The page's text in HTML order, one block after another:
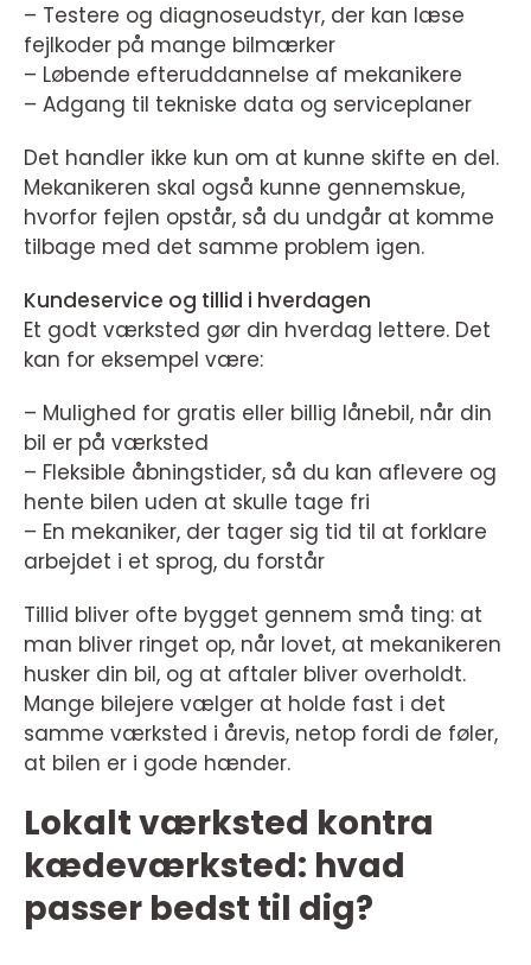
– Testere og diagnoseudstyr, der kan læse
fejlkoder på mange bilmærker
– Løbende efteruddannelse af mekanikere
– Adgang til tekniske data og serviceplaner
Det handler ikke kun om at kunne skifte en del.
Mekanikeren skal også kunne gennemskue,
hvorfor fejlen opstår, så du undgår at komme
tilbage med det samme problem igen.
Kundeservice og tillid i hverdagen
Et godt værksted gør din hverdag lettere. Det
kan for eksempel være:
– Mulighed for gratis eller billig lånebil, når din
bil er på værksted
– Fleksible åbningstider, så du kan aflevere og
hente bilen uden at skulle tage fri
– En mekaniker, der tager sig tid til at forklare
arbejdet i et sprog, du forstår
Tillid bliver ofte bygget gennem små ting: at
man bliver ringet op, når lovet, at mekanikeren
husker din bil, og at aftaler bliver overholdt.
Mange bilejere vælger at holde fast i det
samme værksted i årevis, netop fordi de føler,
at bilen er i gode hænder.
Lokalt værksted kontra
kædeværksted: hvad
passer bedst til dig?